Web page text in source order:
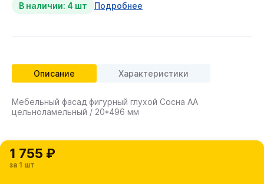
В наличии: 4 шт Подробнее
Описание Характеристики
Мебельный фасад фигурный глухой Сосна АА
цельноламельный / 20*496 мм
1 755 ₽
за 1 шт